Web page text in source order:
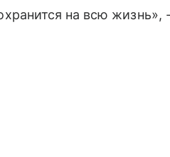
на всю жизнь»,